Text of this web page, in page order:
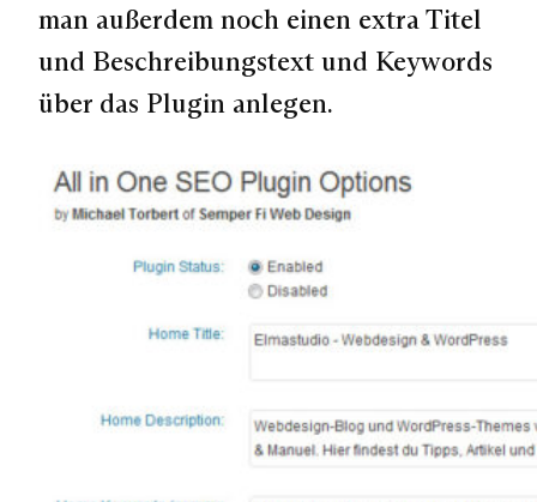
man außerdem noch einen extra Titel
und Beschreibungstext und Keywords
über das Plugin anlegen.